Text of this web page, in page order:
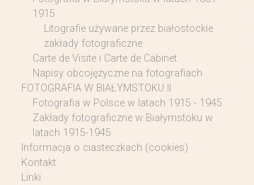
1915
Litografie używane przez białostockie
zakłady fotograficzne
Carte de Visite i Carte de Cabinet
Napisy obcojęzyczne na fotografiach
FOTOGRAFIA W BIAŁYMSTOKU II
Fotografia w Polsce w latach 1915 - 1945
Zakłady fotograficzne w Białymstoku w
latach 1915-1945
Informacja o ciasteczkach (cookies)
Kontakt
Linki